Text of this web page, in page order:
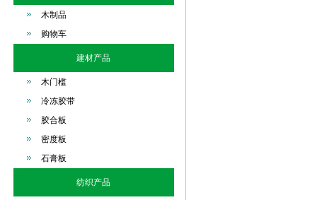
木制品
购物车
建材产品
木门槛
冷冻胶带
胶合板
密度板
石膏板
纺织产品